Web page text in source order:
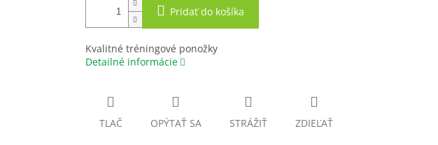
Pridať do košíka
Kvalitné tréningové ponožky
Detailné informácie
TLAČ OPÝTAŤ SA STRÁŽIŤ ZDIEĽAŤ